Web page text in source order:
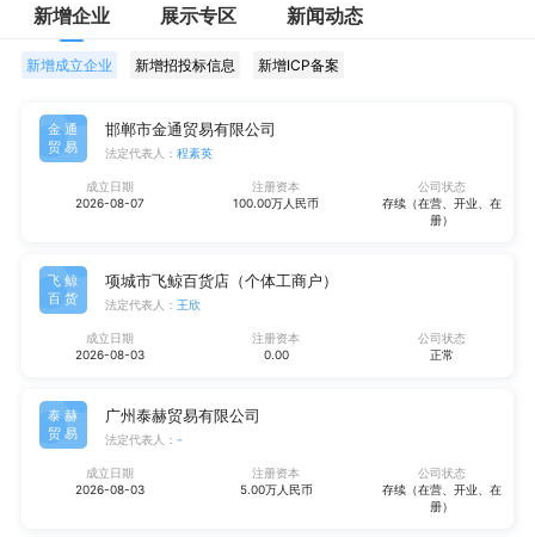
新增企业 展示专区 新闻动态
新增成立企业 新增招投标信息 新增ICP备案
金通
贸易
邯郸市金通贸易有限公司
法定代表人： 程素英
成立日期
2026-08-07
注册资本
100.00万人民币
公司状态
存续（在营、开业、在
册）
飞鲸
百货
项城市飞鲸百货店（个体工商户）
法定代表人： 王欣
成立日期
2026-08-03
注册资本
0.00
公司状态
正常
泰赫
贸易
广州泰赫贸易有限公司
法定代表人： -
成立日期
2026-08-03
注册资本
5.00万人民币
公司状态
存续（在营、开业、在
册）